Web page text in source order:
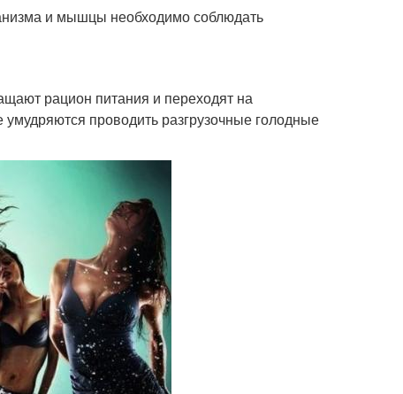
и мышцы необходимо соблюдать
рацион питания и переходят на
проводить разгрузочные голодные